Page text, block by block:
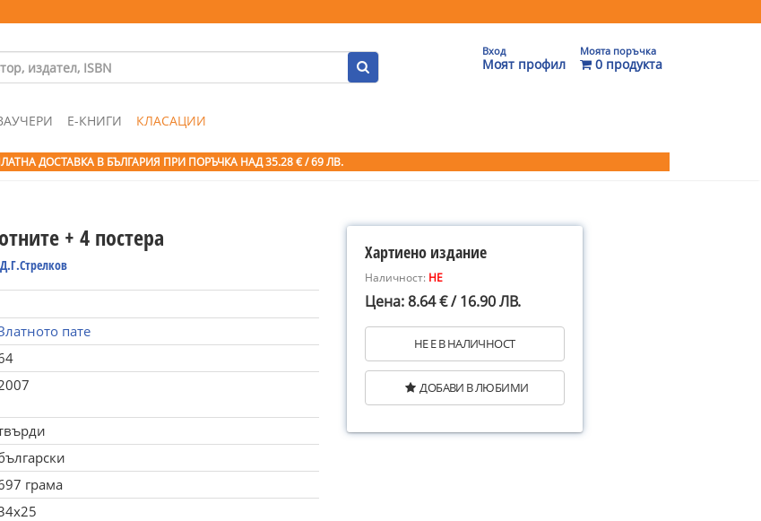
Вход
Моят профил
Моята поръчка
0 продукта
Е-КНИГИ КЛАСАЦИИ
ДОСТАВКА В БЪЛГАРИЯ ПРИ ПОРЪЧКА НАД 35.28 € / 69 ЛВ.
+ 4 постера
пате
грама
Хартиено издание
Наличност: НЕ
Цена: 8.64 € / 16.90 ЛВ.
НЕ Е В НАЛИЧНОСТ
ДОБАВИ В ЛЮБИМИ